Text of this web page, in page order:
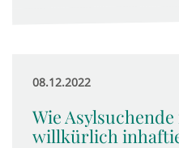
08.12.2022
Wie
willkürlich